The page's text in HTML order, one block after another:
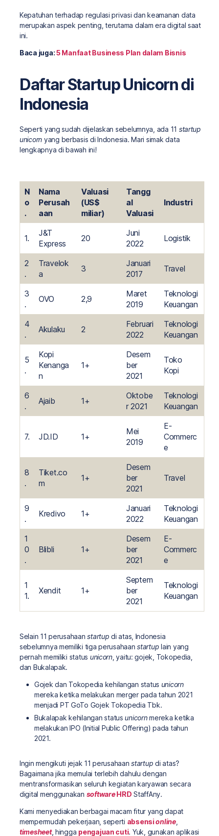
Kepatuhan terhadap regulasi privasi dan keamanan data
merupakan aspek penting, terutama dalam era digital saat
ini.
Baca juga:5 Manfaat Business Plan dalam Bisnis
Daftar Startup Unicorn di
Indonesia
Seperti yang sudah dijelaskan sebelumnya, ada 11 startup
unicorn yang berbasis di Indonesia. Mari simak data
lengkapnya di bawah ini!
N
o
.
Nama
Perusah
aan
Valuasi
(US$
miliar)
Tangg
al
Valuasi
Industri
1.
J&T
Express
20
Juni
2022
Logistik
2
.
Travelok
a
3
Januari
2017
Travel
3
.
OVO 2,9
Maret
2019
Teknologi
Keuangan
4
.
Akulaku 2
Februari
2022
Teknologi
Keuangan
5
.
Kopi
Kenanga
n
1+
Desem
ber
2021
Toko
Kopi
6
.
Ajaib 1+
Oktobe
r 2021
Teknologi
Keuangan
7. JD.ID 1+
Mei
2019
E-
Commerc
e
8
.
Tiket.co
m
1+
Desem
ber
2021
Travel
9
.
Kredivo 1+
Januari
2022
Teknologi
Keuangan
1
0
.
Blibli 1+
Desem
ber
2021
E-
Commerc
e
1
1.
Xendit 1+
Septem
ber
2021
Teknologi
Keuangan
Selain 11 perusahaanstartup di atas, Indonesia
sebelumnya memiliki tiga perusahaanstartup lain yang
pernah memiliki status unicorn, yaitu: gojek, Tokopedia,
dan Bukalapak.
Gojek dan Tokopedia kehilangan status unicorn
mereka ketika melakukan merger pada tahun 2021
menjadi PT GoTo Gojek Tokopedia Tbk.
Bukalapak kehilangan statusunicornmereka ketika
melakukan IPO (Initial Public Offering) pada tahun
2021.
Ingin mengikuti jejak 11 perusahaanstartup di atas?
Bagaimana jika memulai terlebih dahulu dengan
mentransformasikan seluruh kegiatan karyawan secara
digital menggunakan softwareHRD StaffAny.
Kami menyediakan berbagai macam fitur yang dapat
mempermudah pekerjaan, seperti absensionline,
timesheet, hingga pengajuan cuti. Yuk, gunakan aplikasi